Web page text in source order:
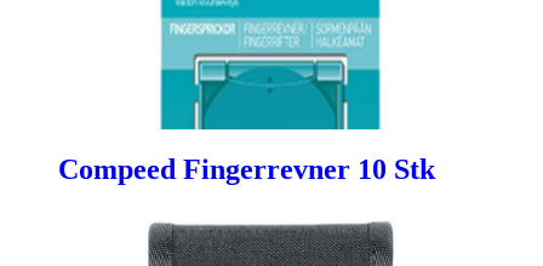
Compeed Fingerrevner 10 Stk